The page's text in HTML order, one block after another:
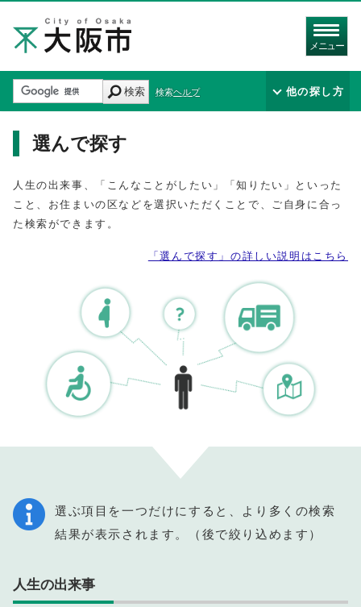
メニュー
検索 検索ヘルプ 他の探し方
選んで探す
人生の出来事、「こんなことがしたい」「知りたい」といった
こと、お住まいの区などを選択いただくことで、ご自身に合っ
た検索ができます。
「選んで探す」の詳しい説明はこちら
選ぶ項目を一つだけにすると、より多くの検索
結果が表示されます。（後で絞り込めます）
人生の出来事